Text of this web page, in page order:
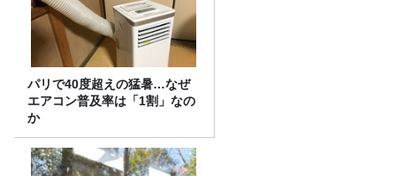
パリで40度超えの猛暑…なぜ
エアコン普及率は「1割」なの
か